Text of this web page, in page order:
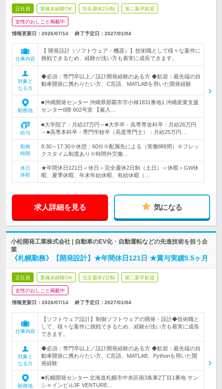
正社員 業種未経験OK 完全週休2日制 第二新卒歓迎
女性のおしごと掲載中
情報更新日：2026/07/14 終了予定日： 2027/01/04
仕事内容
【 開発設計（ソフトウェア・機器）】技術職として様々な案件に
挑戦できるため、経験が浅い方も着実に成長できます。
対象と
なる方
◆必須：専門卒以上／設計開発経験のある方 ◆歓迎：最先端の自
動車開発に携わりたい方、C言語、MATLABを用いた開発経験
勤務地
■沖縄開発センター 沖縄県那覇市字小禄1831番地1 沖縄産業支援
センター6階 602号室 【雇入…
給与
■大学院了：月給27万円～■大学卒・高専専攻科卒：月給26万円
～■高専本科卒・専門学校卒（高度専門士）：月給25万円…
勤務
時間
8:30～17:30※休憩：60分※配属先による（実働8時間）※フレッ
クスタイム制度あり※時間外労働…
休日
休暇
★年間休日121日＜休日＞完全週休2日制（土日）＜休暇＞GW休
暇、夏季休暇、年末年始休暇、有給休暇（…
求人詳細を見る 気になる
小松開発工業株式会社 | 自動車のEV化・自動運転などの先進技術を担う企
業
《札幌勤務》【開発設計】★年間休日121日 ★賞与実績5.5ヶ月
正社員 業種未経験OK 完全週休2日制 第二新卒歓迎
女性のおしごと掲載中
情報更新日：2026/07/14 終了予定日： 2027/01/04
仕事内容
【ソフトウェア設計】制御ソフトウェアの開発・設計◆技術職と
して、様々な案件に挑戦できるため、経験が浅い方も着実に成長
できます。
対象と
なる方
◆必須：専門卒以上／設計開発経験のある方 ◆歓迎：最先端の自
動車開発に携わりたい方、C言語、MATLAB、Pythonを用いた開
発経験
勤務地
■札幌開発センター 北海道札幌市中央区南3条東2丁目1番地 サン
シャインビル3F VENTURE…